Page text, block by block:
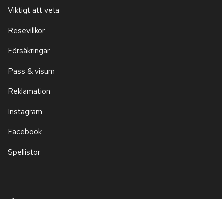
Viktigt att veta
Resevillkor
Försäkringar
Pass & visum
Reklamation
Instagram
Facebook
Spellistor